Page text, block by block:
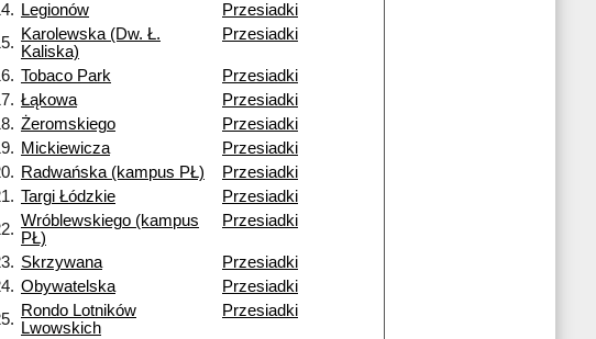
Legionów
Przesiadki
Karolewska (Dw. Ł.
Kaliska)
Przesiadki
Tobaco Park
Przesiadki
Łąkowa
Przesiadki
Żeromskiego
Przesiadki
Mickiewicza
Przesiadki
Radwańska (kampus PŁ)
Przesiadki
Targi Łódzkie
Przesiadki
Wróblewskiego (kampus
PŁ)
Przesiadki
Skrzywana
Przesiadki
Obywatelska
Przesiadki
Rondo Lotników
Lwowskich
Przesiadki